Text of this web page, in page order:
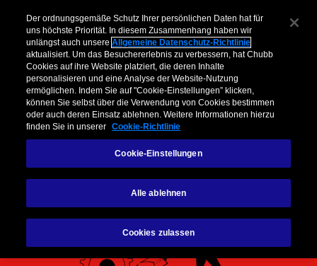
Unternehmen
Menu
Vermittler Privatkunden & Partner
Cookie-Richtlinie
Der ordnungsgemäße Schutz Ihrer persönlichen Daten hat für
uns höchste Priorität. In diesem Zusammenhang haben wir
unlängst auch unsereAllgemeine Datenschutz-Richtlinie
aktualisiert. Um das Besuchererlebnis zu verbessern, hat Chubb
Cookies auf ihre Website platziert, die deren Inhalte
personalisieren und eine Analyse der Website-Nutzung
ermöglichen. Indem Sie auf "Cookie-Einstellungen” klicken,
können Sie selbst über die Verwendung von Cookies bestimmen
oder auch deren Einsatz ablehnen. Weitere Informationen hierzu
finden Sie in unserer Cookie-Richtlinie
Cookie-Einstellungen
Alle ablehnen
Cookies zulassen